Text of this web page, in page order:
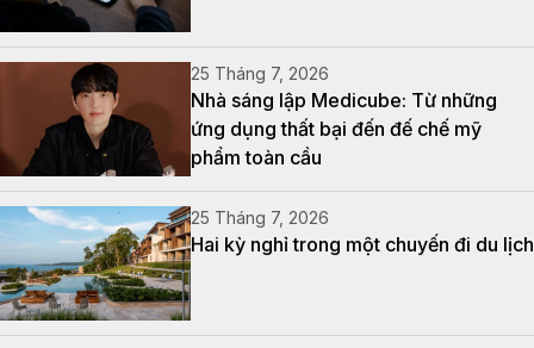
25 Tháng 7, 2026
Nhà sáng lập Medicube: Từ những
ứng dụng thất bại đến đế chế mỹ
phẩm toàn cầu
25 Tháng 7, 2026
Hai kỳ nghỉ trong một chuyến đi du lịch